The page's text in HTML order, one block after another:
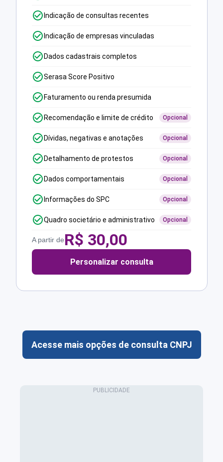
Indicação de consultas recentes
Indicação de empresas vinculadas
Dados cadastrais completos
Serasa Score Positivo
Faturamento ou renda presumida
Recomendação e limite de crédito Opcional
Dívidas, negativas e anotações Opcional
Detalhamento de protestos Opcional
Dados comportamentais Opcional
Informações do SPC Opcional
Quadro societário e administrativo Opcional
A partir deR$ 30,00
Personalizar consulta
Acesse mais opções de consulta CNPJ